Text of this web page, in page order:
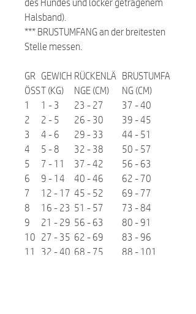
Halsband).
*** BRUSTUMFANG an der breitesten
Stelle messen.
GR
ÖSS
GEWICH
T (KG)
RÜCKENLÄ
NGE (CM)
BRUSTUMFA
NG (CM)
1
1 - 3 23 - 27
37 - 40
2
2 - 5 26 - 30
39 - 45
3
4 - 6 29 - 33
44 - 51
4
5 - 8 32 - 38
50 - 57
5
7 - 11 37 - 42
56 - 63
6
9 - 14 40 - 46
62 - 70
7
12 - 17 45 - 52
69 - 77
8
16 - 23 51 - 57
73 - 84
9
21 - 29 56 - 63
80 - 91
10 27 - 35 62 - 69
83 - 96
11
32 - 40 68 - 75
88 - 101